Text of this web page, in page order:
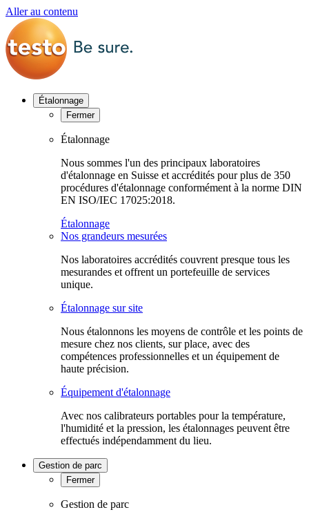
Aller au contenu
Étalonnage
Fermer
Étalonnage
Nous sommes l'un des principaux laboratoires
d'étalonnage en Suisse et accrédités pour plus de 350
procédures d'étalonnage conformément à la norme DIN
EN ISO/IEC 17025:2018.
Étalonnage
Nos grandeurs mesurées
Nos laboratoires accrédités couvrent presque tous les
mesurandes et offrent un portefeuille de services
unique.
Étalonnage sur site
Nous étalonnons les moyens de contrôle et les points de
mesure chez nos clients, sur place, avec des
compétences professionnelles et un équipement de
haute précision.
Équipement d'étalonnage
Avec nos calibrateurs portables pour la température,
l'humidité et la pression, les étalonnages peuvent être
effectués indépendamment du lieu.
Gestion de parc
Fermer
Gestion de parc